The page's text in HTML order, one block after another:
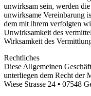
unwirksam sein, werden
unwirksame Vereinbarung
dem mit ihrem verfolgten
Unwirksamkeit des
Wirksamkeit des
Rechtliches
Diese Allgemeinen
unterliegen dem Recht der
Wiese Strasse 24 ▪ 07548